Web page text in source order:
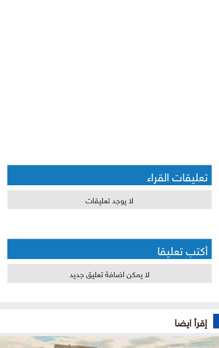
تعليقات القراء
لا يوجد تعليقات
أكتب تعليقا
لا يمكن اضافة تعليق جديد
إقرأ ايضا